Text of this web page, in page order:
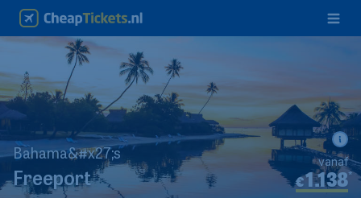
Bahama&#x27;s
Freeport €1.138*
vanaf